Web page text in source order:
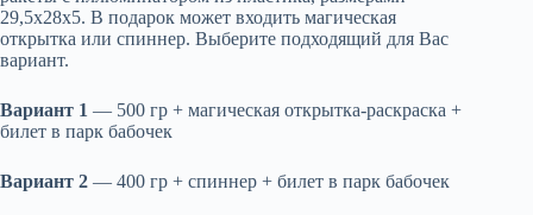
29,5х28х5. В подарок может входить магическая
открытка или спиннер. Выберите подходящий для Вас
вариант.
Вариант 1 — 500 гр + магическая открытка-раскраска +
билет в парк бабочек
Вариант 2 — 400 гр + спиннер + билет в парк бабочек